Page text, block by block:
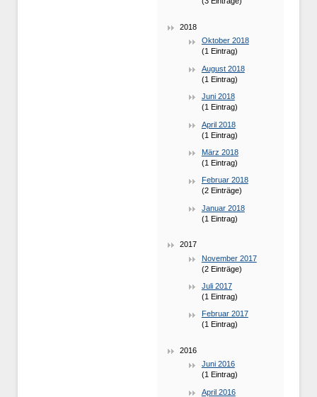
2018
Oktober 2018
(1 Eintrag)
August 2018
(1 Eintrag)
Juni 2018
(1 Eintrag)
April 2018
(1 Eintrag)
März 2018
(1 Eintrag)
Februar 2018
(2 Einträge)
Januar 2018
(1 Eintrag)
2017
November 2017
(2 Einträge)
Juli 2017
(1 Eintrag)
Februar 2017
(1 Eintrag)
2016
Juni 2016
(1 Eintrag)
April 2016